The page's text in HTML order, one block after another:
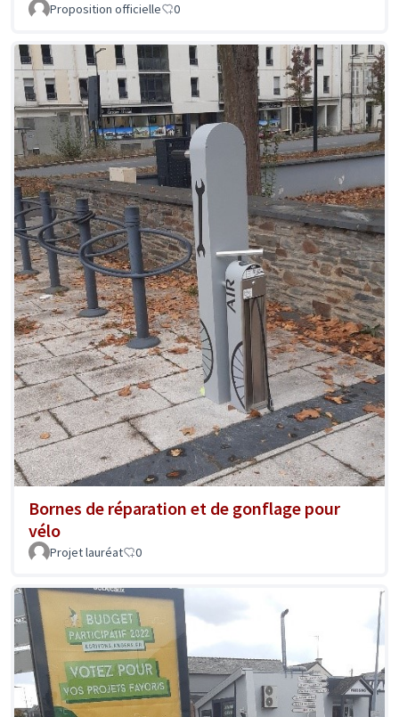
Proposition officielle 0
Bornes de réparation et de gonflage pour
vélo
Projet lauréat 0